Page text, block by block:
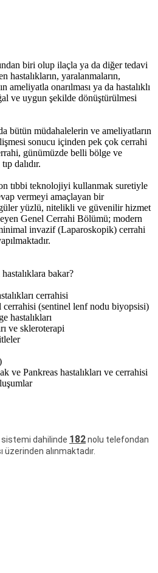
biri olup ilaçla ya da diğer tedavi
hastalıkların, yaralanmaların,
ameliyatla onarılması ya da hastalıklı
ve uygun şekilde dönüştürülmesi
bütün müdahalelerin ve ameliyatların
sonucu içinden pek çok cerrahi
günümüzde belli bölge ve
dalıdır.
tıbbi teknolojiyi kullanmak suretiyle
vermeyi amaçlayan bir
güler yüzlü, nitelikli ve güvenilir hizmet
Genel Cerrahi Bölümü; modern
invazif (Laparoskopik) cerrahi
bakar?
cerrahisi
cerrahisi (sentinel lenf nodu biyopsisi)
hastalıkları
ve skleroterapi
ve Pankreas hastalıkları ve cerrahisi
sistemi dahilinde 182nolu telefondan
üzerinden alınmaktadır.